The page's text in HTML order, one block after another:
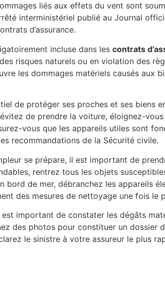
liés aux effets du vent sont
interministériel publié au Journal
d’assurance.
incluse dans les contrats
risques naturels ou en violation des
les dommages matériels causés aux
de protéger ses proches et ses biens
de prendre la voiture, éloignez-
vous que les appareils utiles sont
recommandations de la Sécurité civile.
se prépare, il est important de
rentrez tous les objets
de mer, débranchez les appareils
des mesures de nettoyage une fois le
important de constater les dégâts
des photos pour constituer un dossier
le sinistre à votre assureur le plus